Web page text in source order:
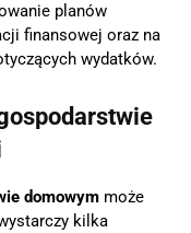
planów
finansowej oraz na
wydatków.
domowym może
kilka